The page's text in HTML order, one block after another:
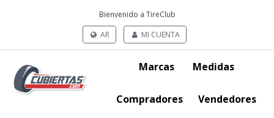
Bienvenido a TireClub
AR
MI CUENTA
Marcas Medidas
Compradores Vendedores